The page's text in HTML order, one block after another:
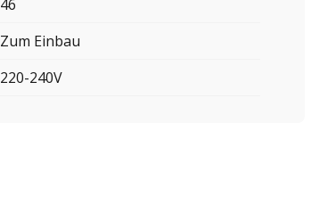
46
Zum Einbau
220-240V